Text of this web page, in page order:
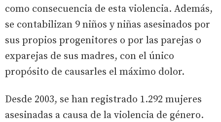
como consecuencia de esta violencia. Además,
se contabilizan 9 niños y niñas asesinados por
sus propios progenitores o por las parejas o
exparejas de sus madres, con el único
propósito de causarles el máximo dolor.
Desde 2003, se han registrado 1.292 mujeres
asesinadas a causa de la violencia de género.